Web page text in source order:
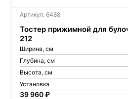
Артикул: 6488
Тостер прижимной для
212
Ширина, см
Глубина, см
Высота, см
Установка
39 960 ₽